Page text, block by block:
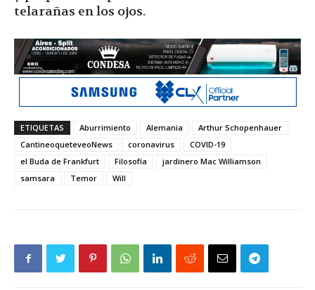
telarañas en los ojos.
ETIQUETAS Aburrimiento Alemania
Arthur Schopenhauer
CantineoqueteveoNews
coronavirus
COVID-19
el Buda de Frankfurt
Filosofía
jardinero Mac Williamson
samsara
Temor Will